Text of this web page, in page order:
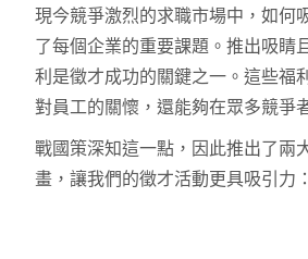
現今競爭激烈的求職市場中，如何
了每個企業的重要課題。推出吸睛
利是徵才成功的關鍵之一。這些福
對員工的關懷，還能夠在眾多競爭
戰國策深知這一點，因此推出了兩
畫，讓我們的徵才活動更具吸引力：